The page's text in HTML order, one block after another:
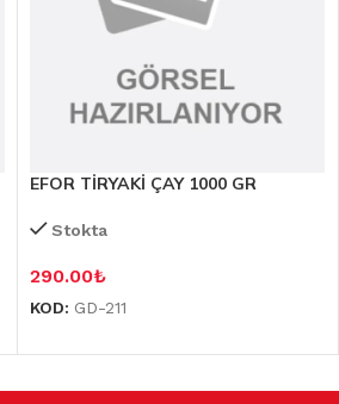
EFOR TİRYAKİ ÇAY 1000 GR
Stokta
290.00₺
KOD: GD-211